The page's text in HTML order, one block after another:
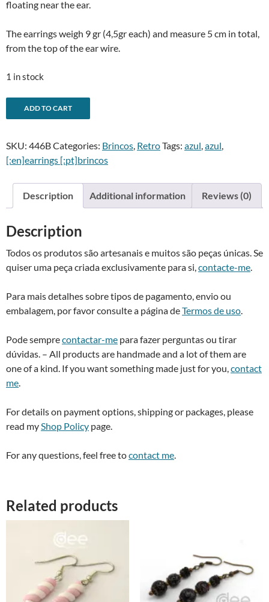
floating near the ear.
The earrings weigh 9 gr (4,5gr each) and measure 5 cm in total,
from the top of the ear wire.
1 in stock
Brincos
balão
-
Blue
earrings
quantity
ADD TO CART
e
r
a
t
e
:
SKU: 446BCategories: Brincos, RetroTags: azul,azul,
[:en]earrings [:pt]brincos
Description Additional information Reviews (0)
Description
Todos os produtos são artesanais e muitos são peças únicas. Se
quiser uma peça criada exclusivamente para si, contacte-me
Para mais detalhes sobre tipos de pagamento, envio ou
embalagem, por favor consulte a página deTermos de uso
Pode semprecontactar-me para fazer perguntas ou tirar
dúvidas. – All products are handmade and a lot of them are
one of a kind. If you want something made just for you, contact
me
For details on payment options, shipping or packages, please
read my Shop Policy page.
For any questions, feel free tocontact me
Related products